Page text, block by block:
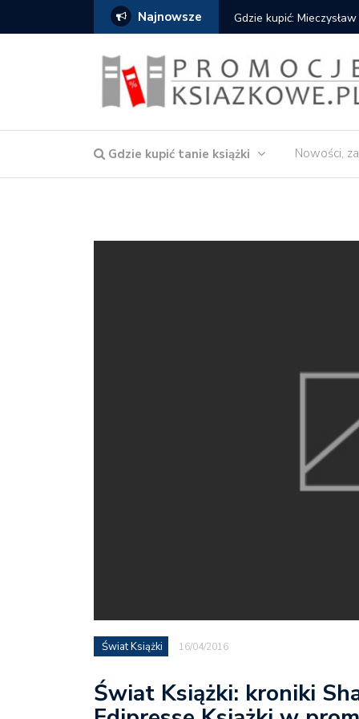
Najnowsze Gdzie kupić:
Gdzie kupić tanie książki Nowości,
Świat Książki 16/04/2016
Świat Książki: kroniki